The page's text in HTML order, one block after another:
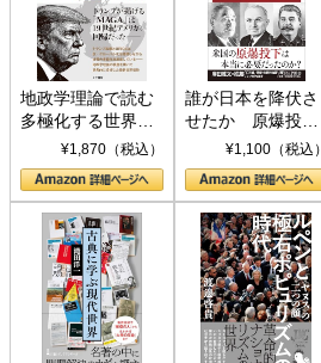
地政学理論で読む
多極化する世界：
トランプとBRICS
の挑戦
¥1,870（税込）
誰が日本を降伏さ
せたか 原爆投
下、ソ連参戦、そ
して聖断 (PHP新
書)
¥1,100（税込）